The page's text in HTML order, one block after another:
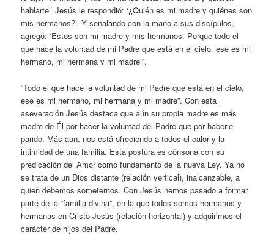
hablarte’. Jesús le respondió: ‘¿Quién es mi madre y quiénes son
mis hermanos?’. Y señalando con la mano a sus discípulos,
agregó: ‘Estos son mi madre y mis hermanos. Porque todo el
que hace la voluntad de mi Padre que está en el cielo, ese es mi
hermano, mi hermana y mi madre’”.
“Todo el que hace la voluntad de mi Padre que está en el cielo,
ese es mi hermano, mi hermana y mi madre”. Con esta
aseveración Jesús destaca que aún su propia madre es más
madre de Él por hacer la voluntad del Padre que por haberle
parido. Más aun, nos está ofreciendo a todos el calor y la
intimidad de una familia. Esta postura es cónsona con su
predicación del Amor como fundamento de la nueva Ley. Ya no
se trata de un Dios distante (relación vertical), inalcanzable, a
quien debemos someternos. Con Jesús hemos pasado a formar
parte de la “familia divina”, en la que todos somos hermanos y
hermanas en Cristo Jesús (relación horizontal) y adquirimos el
carácter de hijos del Padre.